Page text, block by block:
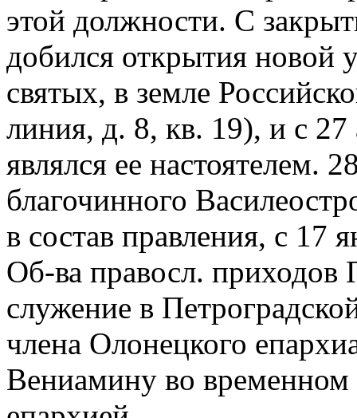
этой должности. С
добился открытия новой
святых, в земле
линия, д. 8, кв. 19), и с 27
являлся ее настоятелем.
благочинного
в состав правления, с 17
Об-ва правосл. приходов
служение в
члена Олонецкого
Вениамину во